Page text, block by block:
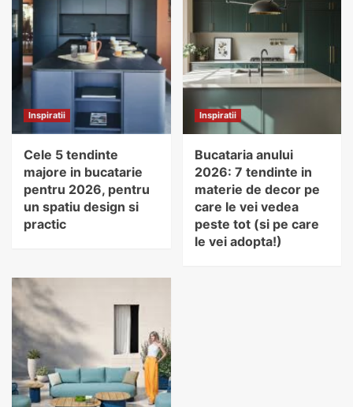
Inspiratii
Cele 5 tendinte
majore in bucatarie
pentru 2026, pentru
un spatiu design si
practic
Inspiratii
Bucataria anului
2026: 7 tendinte in
materie de decor pe
care le vei vedea
peste tot (si pe care
le vei adopta!)